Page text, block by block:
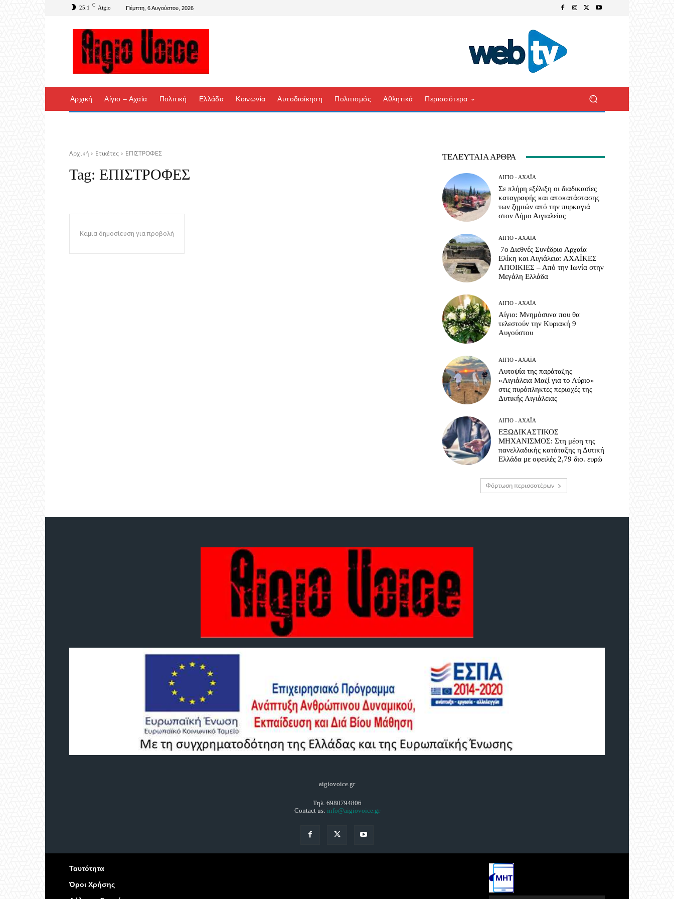
25.1 C Aigio Πέμπτη, 6 Αυγούστου, 2026
Αρχική Αίγιο – Αχαΐα Πολιτική Ελλάδα Κοινωνία Αυτοδιοίκηση Πολιτισμός Αθλητικά Περισσότερα
Αρχική Ετικέτες ΕΠΙΣΤΡΟΦΕΣ
Tag: ΕΠΙΣΤΡΟΦΕΣ
Καμία δημοσίευση για προβολή
ΤΕΛΕΥΤΑΊΑ ΆΡΘΡΑ
ΑΊΓΙΟ - ΑΧΑΪ́Α
Σε πλήρη εξέλιξη οι διαδικασίες
καταγραφής και αποκατάστασης
των ζημιών από την πυρκαγιά
στον Δήμο Αιγιαλείας
ΑΊΓΙΟ - ΑΧΑΪ́Α
7ο Διεθνές Συνέδριο Αρχαία
Ελίκη και Αιγιάλεια: ΑΧΑΪΚΕΣ
ΑΠΟΙΚΙΕΣ – Από την Ιωνία στην
Μεγάλη Ελλάδα
ΑΊΓΙΟ - ΑΧΑΪ́Α
Αίγιο: Μνημόσυνα που θα
τελεστούν την Κυριακή 9
Αυγούστου
ΑΊΓΙΟ - ΑΧΑΪ́Α
Αυτοψία της παράταξης
«Αιγιάλεια Μαζί για το Αύριο»
στις πυρόπληκτες περιοχές της
Δυτικής Αιγιάλειας
ΑΊΓΙΟ - ΑΧΑΪ́Α
ΕΞΩΔΙΚΑΣΤΙΚΟΣ
ΜΗΧΑΝΙΣΜΟΣ: Στη μέση της
πανελλαδικής κατάταξης η Δυτική
Ελλάδα με οφειλές 2,79 δισ. ευρώ
Φόρτωση περισσοτέρων
aigiovoice.gr
Τηλ. 6980794806
Contact us: info@aigiovoice.gr
Ταυτότητα
Όροι Χρήσης